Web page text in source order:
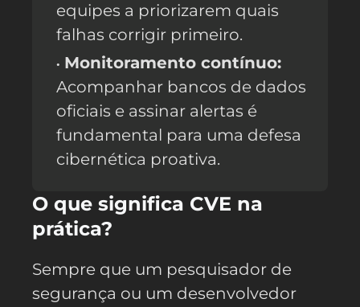
equipes a priorizarem quais
falhas corrigir primeiro.
Monitoramento contínuo:
Acompanhar bancos de dados
oficiais e assinar alertas é
fundamental para uma defesa
cibernética proativa.
O que significa CVE na
prática?
Sempre que um pesquisador de
segurança ou um desenvolvedor